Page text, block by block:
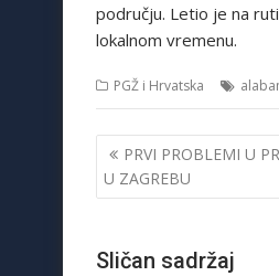
području. Letio je na
lokalnom vremenu.
PGŽ i Hrvatska
Navigacija
objava
PRVI PROBLEMI U
U ZAGREBU
Sličan sadržaj